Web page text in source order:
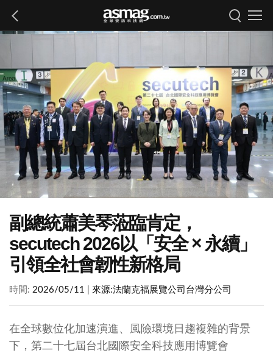
副總統蕭美琴蒞臨肯定，
secutech 2026以「安全 × 永續」
引領全社會韌性新格局
時間: 2026/05/11 來源:法蘭克福展覽公司台灣分公司
在全球數位化加速演進、風險環境日趨複雜的背景
下，第二十七屆台北國際安全科技應用博覽會